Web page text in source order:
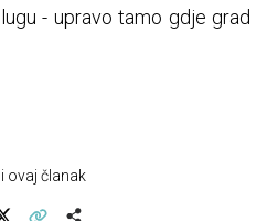
- upravo tamo gdje grad
ovaj članak